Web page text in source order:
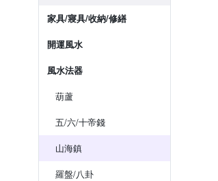
家具/寢具/收納/修繕
開運風水
風水法器
葫蘆
五/六/十帝錢
山海鎮
羅盤/八卦